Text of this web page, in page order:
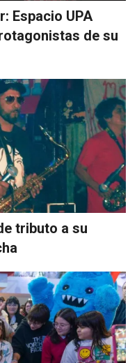
Espacio UPA
de su
tributo a su